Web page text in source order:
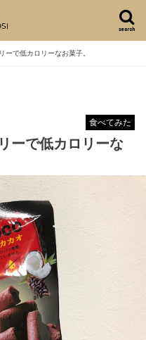
search
ーで低カロリーなお菓子。
食べてみた
ーで低カロリーな